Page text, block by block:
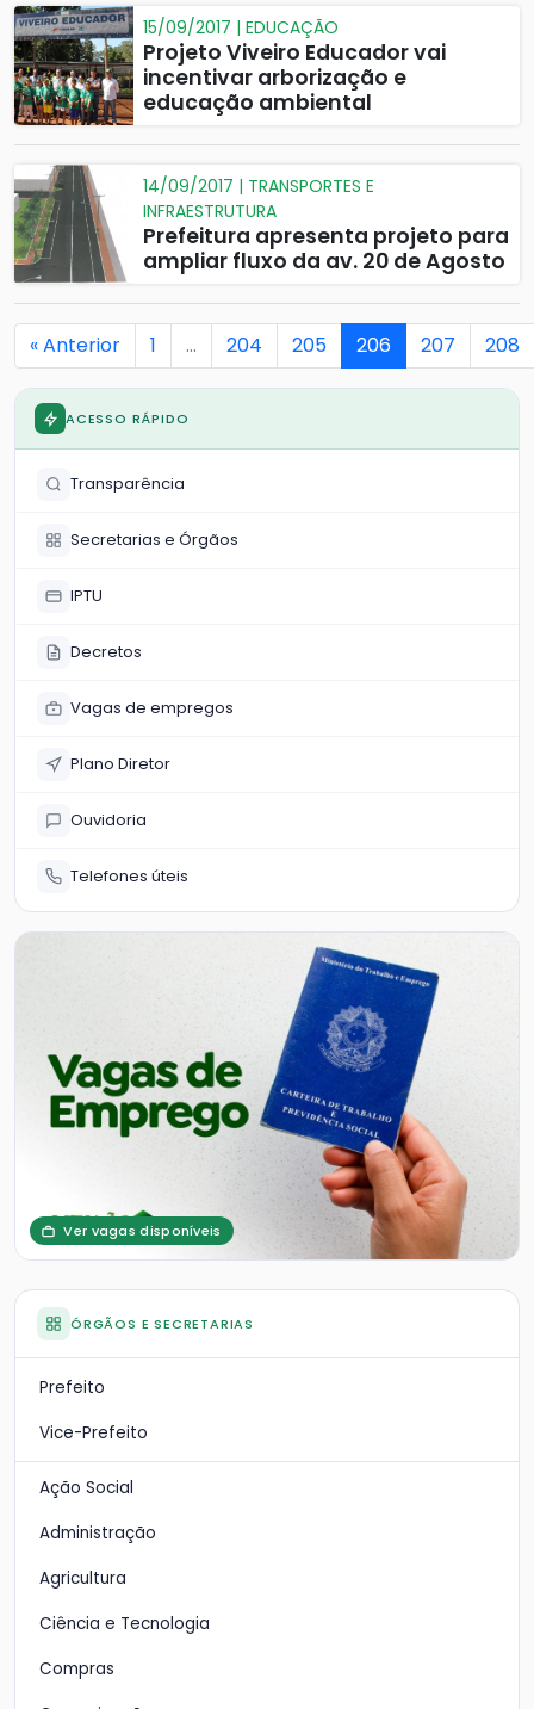
15/09/2017 | EDUCAÇÃO
Projeto Viveiro Educador vai
incentivar arborização e
educação ambiental
14/09/2017 | TRANSPORTES E
INFRAESTRUTURA
Prefeitura apresenta projeto para
ampliar fluxo da av. 20 de Agosto
« Anterior 1 … 204 205 206 207 208
ACESSO RÁPIDO
Transparência
Secretarias e Órgãos
IPTU
Decretos
Vagas de empregos
Plano Diretor
Ouvidoria
Telefones úteis
Ver vagas disponíveis
ÓRGÃOS E SECRETARIAS
Prefeito
Vice-Prefeito
Ação Social
Administração
Agricultura
Ciência e Tecnologia
Compras